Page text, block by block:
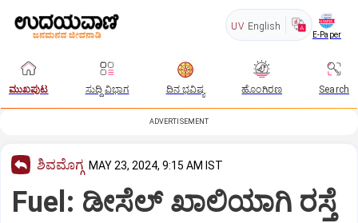
UV English
E-Paper
ಮುಖಪುಟ ಸುದ್ದಿ ವಿಭಾಗ ದಿನ ಭವಿಷ್ಯ ಹೊಂಗಿರಣ Search
ADVERTISEMENT
ಶಿವಮೊಗ್ಗ MAY 23, 2024, 9:15 AM IST
Fuel: ಡೀಸೆಲ್ ಖಾಲಿಯಾಗಿ ರಸ್ತೆ